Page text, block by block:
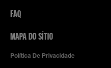
FAQ
MAPA DO SÍTIO
Política De Privacidade